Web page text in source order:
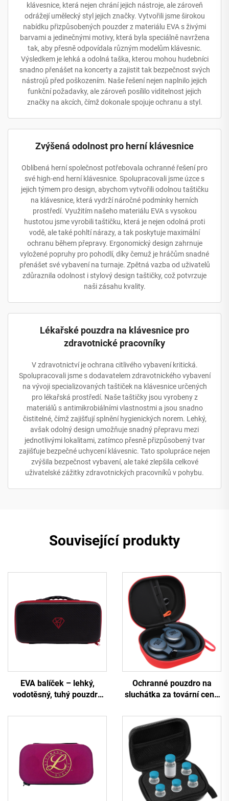
klávesnice, která nejen chrání jejich nástroje, ale zároveň
odrážejí umělecký styl jejich značky. Vytvořili jsme širokou
nabídku přizpůsobených pouzder z materiálu EVA s živými
barvami a jedinečnými motivy, která byla speciálně navržena
tak, aby přesně odpovídala různým modelům klávesnic.
Výsledkem je lehká a odolná taška, kterou mohou hudebníci
snadno přenášet na koncerty a zajistit tak bezpečnost svých
nástrojů před poškozením. Naše řešení nejen naplnilo jejich
funkční požadavky, ale zároveň posílilo viditelnost jejich
značky na akcích, čímž dokonale spojuje ochranu a styl.
Zvýšená odolnost pro herní klávesnice
Oblíbená herní společnost potřebovala ochranné řešení pro
své high-end herní klávesnice. Spolupracovali jsme úzce s
jejich týmem pro design, abychom vytvořili odolnou taštičku
na klávesnice, která vydrží náročné podmínky herních
prostředí. Využitím našeho materiálu EVA s vysokou
hustotou jsme vyrobili taštičku, která je nejen odolná proti
vodě, ale také pohltí nárazy, a tak poskytuje maximální
ochranu během přepravy. Ergonomický design zahrnuje
vyložené popruhy pro pohodlí, díky čemuž je hráčům snadné
přenášet své vybavení na turnaje. Zpětná vazba od uživatelů
zdůraznila odolnost i stylový design taštičky, což potvrzuje
naši zásahu kvality.
Lékařské pouzdra na klávesnice pro
zdravotnické pracovníky
V zdravotnictví je ochrana citlivého vybavení kritická.
Spolupracovali jsme s dodavatelem zdravotnického vybavení
na vývoji specializovaných taštiček na klávesnice určených
pro lékařská prostředí. Naše taštičky jsou vyrobeny z
materiálů s antimikrobiálními vlastnostmi a jsou snadno
čistitelné, čímž zajišťují splnění hygienických norem. Lehký,
avšak odolný design umožňuje snadný přepravu mezi
jednotlivými lokalitami, zatímco přesně přizpůsobený tvar
zajišťuje bezpečné uchycení klávesnic. Tato spolupráce nejen
zvýšila bezpečnost vybavení, ale také zlepšila celkové
uživatelské zážitky zdravotnických pracovníků v pohybu.
Související produkty
EVA balíček – lehký,
vodotěsný, tuhý pouzdro
klávesnici s možností
trvanlivé, černé, vhodné
pro kempování a cestování
Ochranné pouzdro na
sluchátka za tovární cenu
– tuhé pouzdro z EVA,
přepravní taštička pro
sluchátka